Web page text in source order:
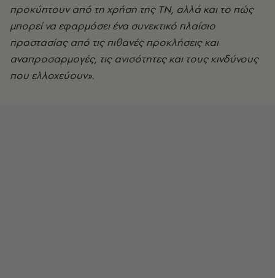
προκύπτουν από τη χρήση της ΤΝ, αλλά και το πώς
μπορεί να εφαρμόσει ένα συνεκτικό πλαίσιο
προστασίας από τις πιθανές προκλήσεις και
αναπροσαρμογές, τις ανισότητες και τους κινδύνους
που ελλοχεύουν».